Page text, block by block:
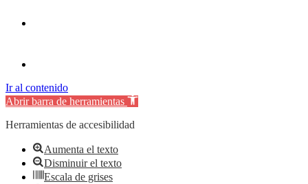
Ir al contenido
Abrir barra de herramientas
Herramientas de accesibilidad
Aumenta el texto
Disminuir el texto
Escala de grises